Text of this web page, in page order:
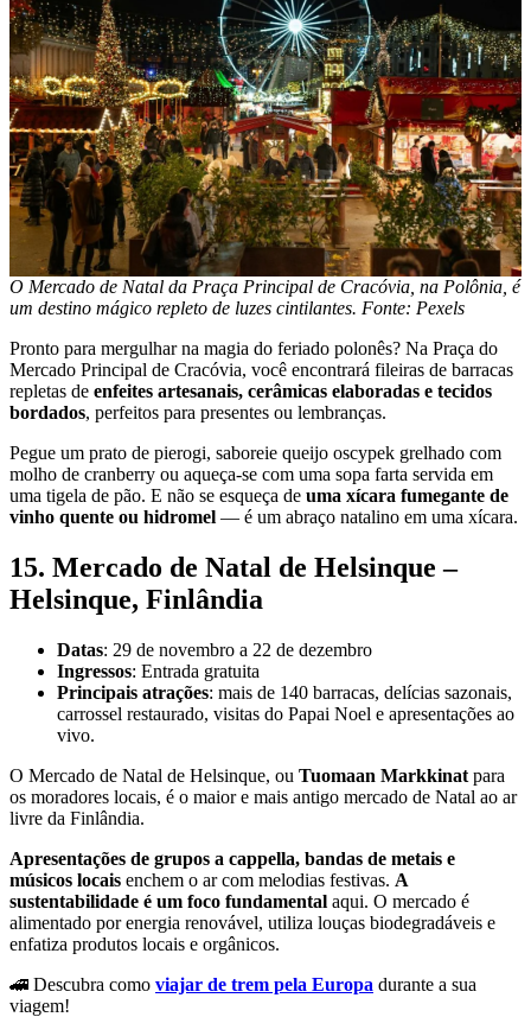
O Mercado de Natal da Praça Principal de Cracóvia, na Polônia, é
um destino mágico repleto de luzes cintilantes. Fonte: Pexels
Pronto para mergulhar na magia do feriado polonês? Na Praça do
Mercado Principal de Cracóvia, você encontrará fileiras de barracas
repletas de enfeites artesanais, cerâmicas elaboradas e tecidos
bordados, perfeitos para presentes ou lembranças.
Pegue um prato de pierogi, saboreie queijo oscypek grelhado com
molho de cranberry ou aqueça-se com uma sopa farta servida em
uma tigela de pão. E não se esqueça de uma xícara fumegante de
vinho quente ou hidromel — é um abraço natalino em uma xícara.
15. Mercado de Natal de Helsinque –
Helsinque, Finlândia
Datas: 29 de novembro a 22 de dezembro
Ingressos: Entrada gratuita
Principais atrações: mais de 140 barracas, delícias sazonais,
carrossel restaurado, visitas do Papai Noel e apresentações ao
vivo.
O Mercado de Natal de Helsinque, ou Tuomaan Markkinat para
os moradores locais, é o maior e mais antigo mercado de Natal ao ar
livre da Finlândia.
Apresentações de grupos a cappella, bandas de metais e
músicos locais enchem o ar com melodias festivas. A
sustentabilidade é um foco fundamental aqui. O mercado é
alimentado por energia renovável, utiliza louças biodegradáveis ​​e
enfatiza produtos locais e orgânicos.
🚄 Descubra como viajar de trem pela Europa durante a sua
viagem!